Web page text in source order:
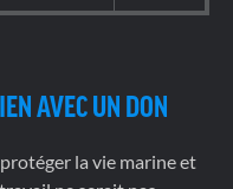
AVEC UN DON
la vie marine et